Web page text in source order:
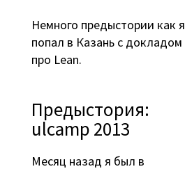
Немного предыстории как я
попал в Казань с докладом
про Lean.
Предыстория:
ulcamp 2013
Месяц назад я был в